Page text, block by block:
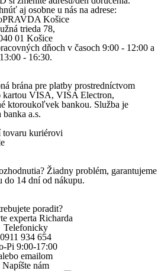
aj osobne u nás na adrese:
Košice
trieda 78,
01 Košice
dňoch v časoch 9:00 - 12:00 a
13:00 - 16:30.
brána pre platby prostredníctvom
kartou VISA, VISA Electron,
ktoroukoľvek bankou. Služba je
a.s.
tovaru kuriérovi
Žiadny problém, garantujeme
do 14 dní od nákupu.
poradit?
experta Richarda
Telefonicky
0911 934 654
Pi 9:00-17:00
emailom
Napíšte nám